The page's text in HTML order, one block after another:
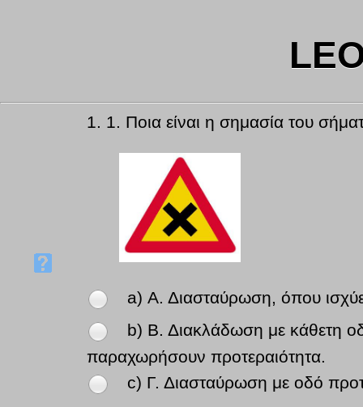
1. 1. Ποια είναι η σημασία του
a) Α. Διασταύρωση, όπου
b) Β. Διακλάδωση με κάθετη
παραχωρήσουν προτεραιότητα.
c) Γ. Διασταύρωση με οδό